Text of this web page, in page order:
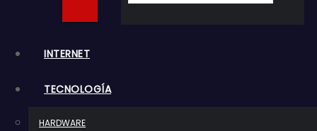
INTERNET
TECNOLOGÍA
HARDWARE